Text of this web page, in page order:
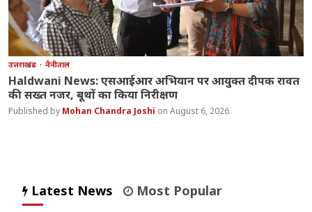
उत्तराखंड नैनीताल
Haldwani News: एसआईआर अभियान पर आयुक्त दीपक रावत
की सख्त नजर, बूथों का किया निरीक्षण
Mohan Chandra Joshi August 6, 2026
Latest News Most Popular